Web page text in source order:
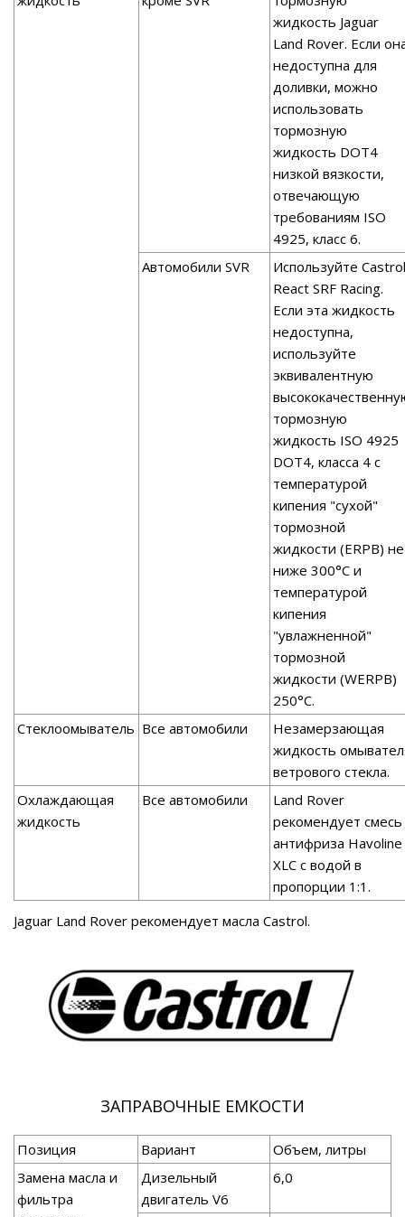
жидкость Jaguar
Land Rover. Если
недоступна для
доливки, можно
использовать
тормозную
жидкость DOT4
низкой вязкости,
отвечающую
требованиям ISO
4925, класс 6.
Автомобили SVR
Используйте Castrol
React SRF Racing.
Если эта жидкость
недоступна,
используйте
эквивалентную
тормозную
жидкость ISO 4925
DOT4, класса 4 с
температурой
кипения "сухой"
тормозной
жидкости (ERPB) не
ниже 300°С и
температурой
кипения
"увлажненной"
тормозной
жидкости (WERPB)
250°С.
Стеклоомыватель Все автомобили
Незамерзающая
жидкость
ветрового стекла.
Охлаждающая
жидкость
Все автомобили
Land Rover
рекомендует смесь
антифриза Havoline
XLC с водой в
пропорции 1:1.
Jaguar Land Rover рекомендует масла Castrol.
ЗАПРАВОЧНЫЕ ЕМКОСТИ
Позиция Вариант
Объем, литры
Замена масла и
фильтра
Дизельный
двигатель V6
6,0